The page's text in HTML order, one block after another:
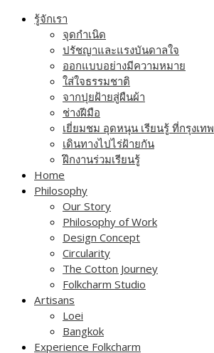
Skip
รู้จักเรา
จุดกำเนิด
ปรัชญาและแรงบันดาลใจ
ออกแบบอย่างมีความหมาย
ใส่ใจธรรมชาติ
จากปุยฝ้ายสู่ผืนผ้า
ช่างฝีมือ
เยี่ยมชม อุดหนุน เรียนรู้ ที่กรุงเทพ
เดินทางไปไร่ฝ้ายกัน
ฝึกงานร่วมเรียนรู้
Home
Philosophy
Our Story
Philosophy of Work
Design Concept
Circularity
The Cotton Journey
Folkcharm Studio
Artisans
Loei
Bangkok
Experience Folkcharm